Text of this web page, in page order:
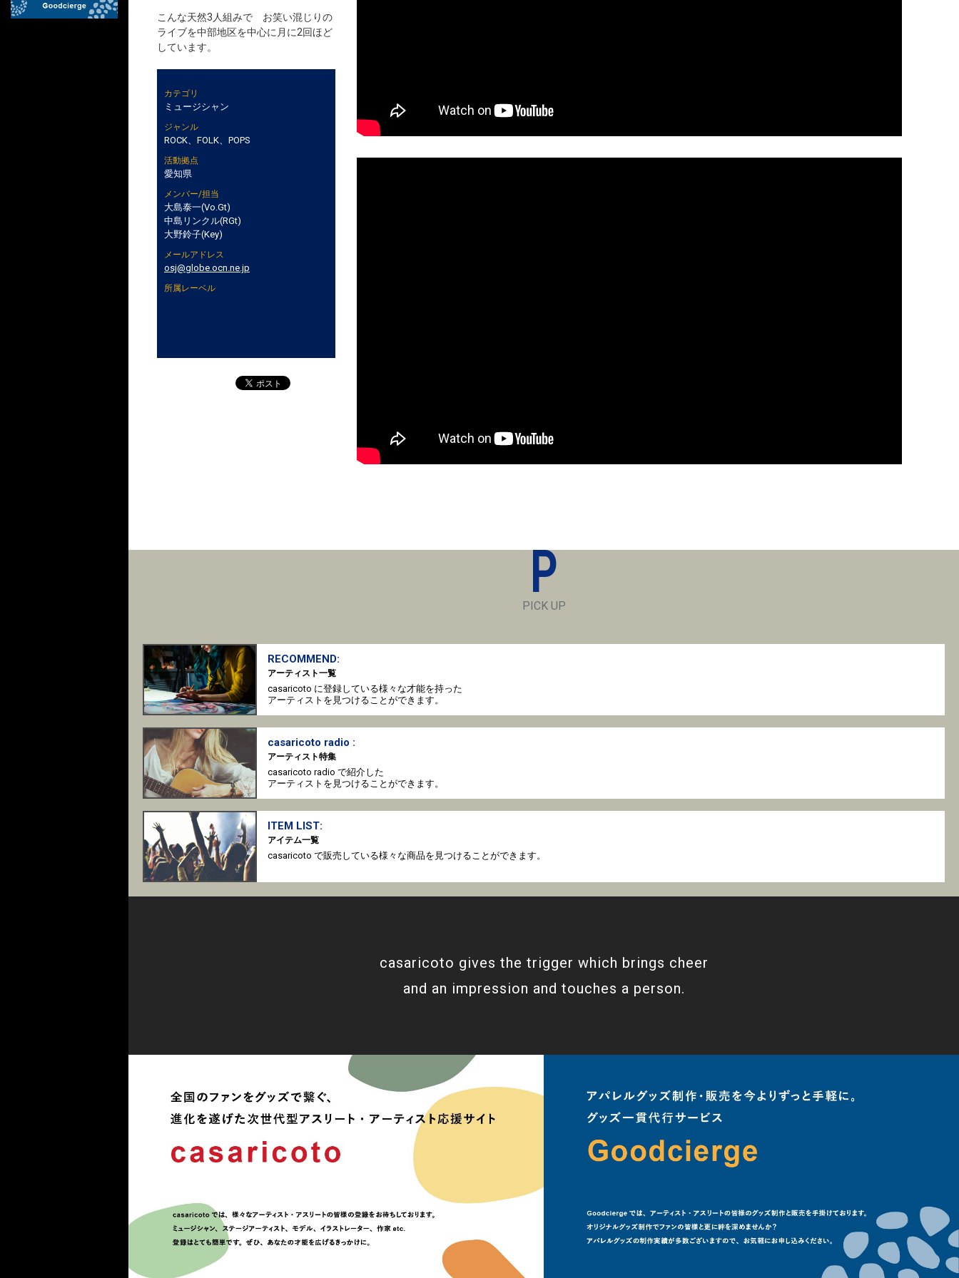
こんな天然3人組みで お笑い混じりの
ライブを中部地区を中心に月に2回ほど
しています。
カテゴリ
ミュージシャン
ジャンル
ROCK、FOLK、POPS
活動拠点
愛知県
メンバー/担当
大島泰一(Vo.Gt)
中島リンクル(RGt)
大野鈴子(Key)
メールアドレス
osj@globe.ocn.ne.jp
所属レーベル
P
PICK UP
RECOMMEND:
アーティスト一覧
casaricoto に登録している様々な才能を持った
アーティストを見つけることができます。
casaricoto radio :
アーティスト特集
casaricoto radio で紹介した
アーティストを見つけることができます。
ITEM LIST:
アイテム一覧
casaricoto で販売している様々な商品を見つけることができます。
casaricoto gives the trigger which brings cheer
and an impression and touches a person.